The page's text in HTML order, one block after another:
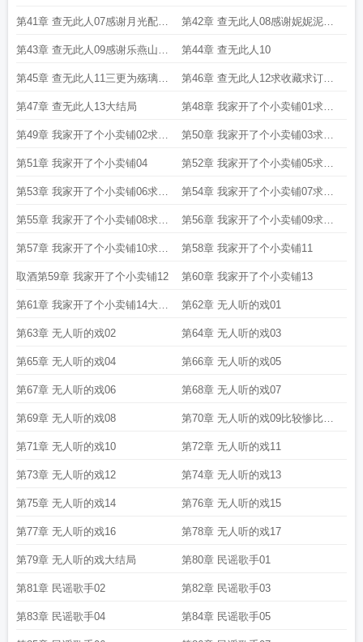
11张推荐票 件
第41章 查无此人07感谢月光配可
乐的7个推荐票
第42章 查无此人08感谢妮妮泥的7
张推荐票
第43章 查无此人09感谢乐燕山的9
张推荐票
第44章 查无此人10
第45章 查无此人11三更为殇璃痕
月票加更
第46章 查无此人12求收藏求订阅
求推荐
第47章 查无此人13大结局 第48章 我家开了个小卖铺01求收
藏求订阅求推荐
第49章 我家开了个小卖铺02求收
藏求订阅求推荐
第50章 我家开了个小卖铺03求收
藏求订阅求推荐
第51章 我家开了个小卖铺04 第52章 我家开了个小卖铺05求收
藏求订阅求推荐
第53章 我家开了个小卖铺06求收
藏求推荐求订阅
第54章 我家开了个小卖铺07求收
藏求订阅求推荐
第55章 我家开了个小卖铺08求收
藏求订阅求推荐
第56章 我家开了个小卖铺09求收
藏求订阅求推荐
第57章 我家开了个小卖铺10求收
藏求订阅求推荐
第58章 我家开了个小卖铺11
取酒第59章 我家开了个小卖铺12 第60章 我家开了个小卖铺13
第61章 我家开了个小卖铺14大结
局
第62章 无人听的戏01
第63章 无人听的戏02 第64章 无人听的戏03
第65章 无人听的戏04 第66章 无人听的戏05
第67章 无人听的戏06 第68章 无人听的戏07
第69章 无人听的戏08 第70章 无人听的戏09比较惨比较
虐
第71章 无人听的戏10 第72章 无人听的戏11
第73章 无人听的戏12 第74章 无人听的戏13
第75章 无人听的戏14 第76章 无人听的戏15
第77章 无人听的戏16 第78章 无人听的戏17
第79章 无人听的戏大结局 第80章 民谣歌手01
第81章 民谣歌手02 第82章 民谣歌手03
第83章 民谣歌手04 第84章 民谣歌手05